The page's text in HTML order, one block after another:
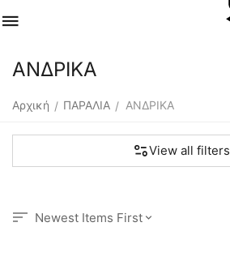
ΑΝΔΡΙΚΑ
Αρχική / ΠΑΡΑΛΙΑ / ΑΝΔΡΙΚΑ
View all filters
Newest Items First